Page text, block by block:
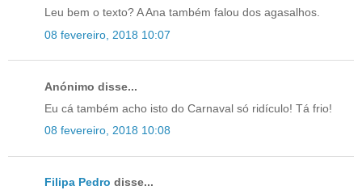
Leu bem o texto? A Ana também falou dos agasalhos.
08 fevereiro, 2018 10:07
Anónimo disse...
Eu cá também acho isto do Carnaval só ridículo! Tá frio!
08 fevereiro, 2018 10:08
Filipa Pedro disse...